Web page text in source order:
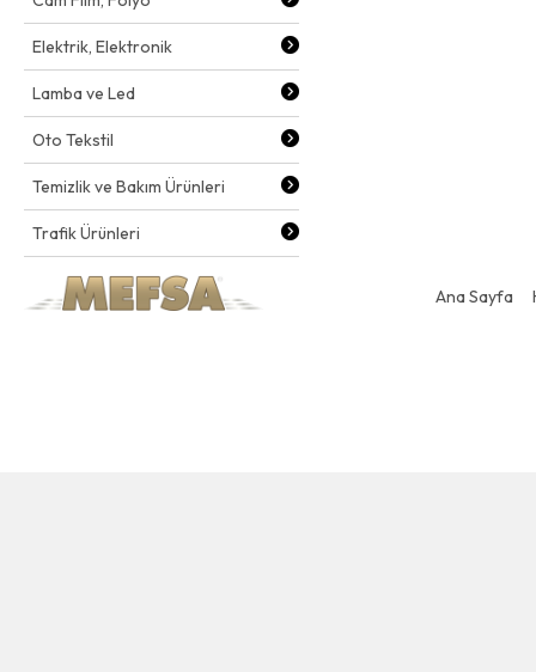
Elektrik, Elektronik
Lamba ve Led
Oto Tekstil
Temizlik ve Bakım Ürünleri
Trafik Ürünleri
Ana Sayfa